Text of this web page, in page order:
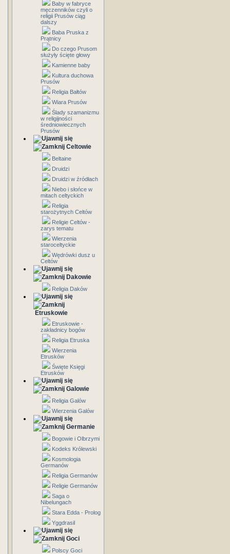
Baby w fabryce
męczenników czyli o
religii Prusów ciąg
dalszy
Baba Pruska z
Prątnicy
Do czego Prusom
służyły ścięte głowy
Kamienne baby
Kultura duchowa
Prusów
Religia Bałtów
Wiara Prusów
Ślady szamanizmu
w religijności
średniowiecznych
Prusów
Celtowie
Beltaine
Druidzi
Druidzi w źródłach
Niebo i słońce w
mitach celtyckich
Religia
starożytnych Celtów
Religie Celtów -
zarys tematu
Wierzenia
staroceltyckie
Wędrówki dusz u
Celtów
Dakowie
Religia Daków
Etruskowie
Etruskowie -
zakładnicy bogów
Religia Etruska
Wierzenia
Etrusków
Święte Księgi
Etrusków
Galowie
Religia Galów
Wierzenia Galów
Germanie
Bogowie i Olbrzymi
Kodeks Królewski
Kosmologia
Germanów
Religia Germanów
Religie Germanów
Saga o
Nibelungach
Stara Edda - Prolog
Yggdrasil
Goci
Polscy Goci